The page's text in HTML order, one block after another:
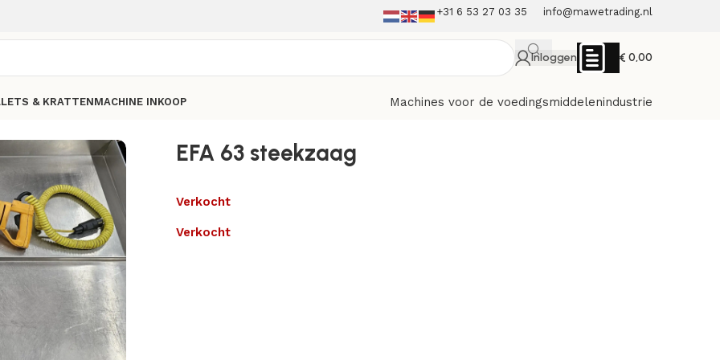
+31 6 53 27 03 35 info@mawetrading.nl
Inloggen € 0,00
& KRATTENMACHINE INKOOP
Machines voor de voedingsmiddelenindustrie
EFA 63 steekzaag
Verkocht
Verkocht